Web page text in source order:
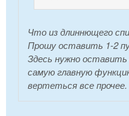
Что из длиннющего
Прошу оставить 1-2
Здесь нужно
самую главную
вертеться все прочее.